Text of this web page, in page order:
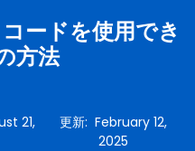
ードを使用でき
方法
21,
更新:February 12,
2025